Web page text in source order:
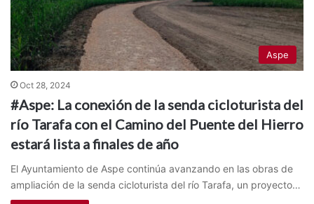
Aspe
Oct 28, 2024
#Aspe: La conexión de la senda cicloturista del
río Tarafa con el Camino del Puente del Hierro
estará lista a finales de año
El Ayuntamiento de Aspe continúa avanzando en las obras de
ampliación de la senda cicloturista del río Tarafa, un proyecto…